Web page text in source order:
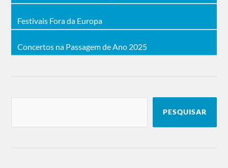
Festivais Fora da Europa
Concertos na Passagem de Ano 2025
PESQUISAR